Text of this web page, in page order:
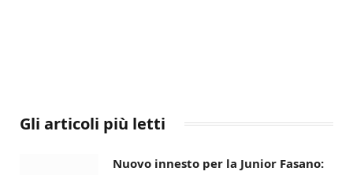
Gli articoli più letti
Nuovo innesto per la Junior Fasano: